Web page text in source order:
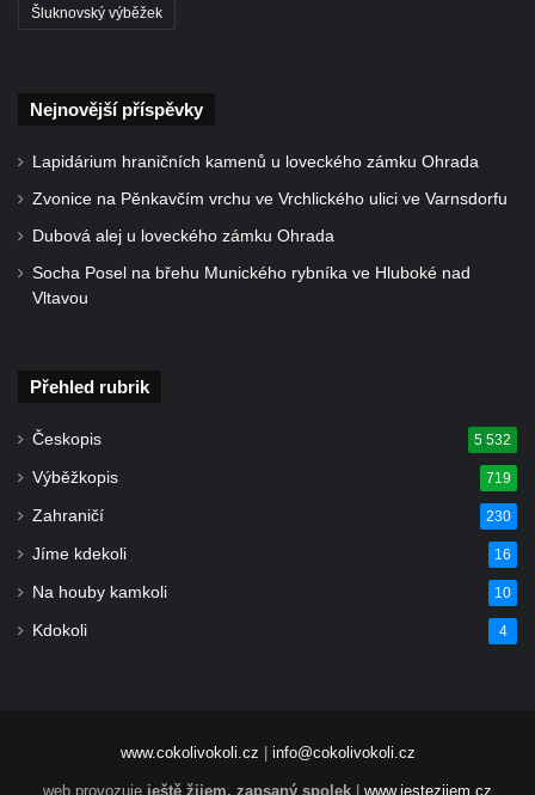
Boží muka Anděl strážce v Kostelní ulici v
Rychnově u Jablonce nad Nisou
Centrální kříž bývalého hřbitova u kostela
nad Nisou
Kříž u domu čp. 23 v Pulečném
Kříž u rozcestí u domu čp. 53 v Maršovicích
Centrální kříž hřbitova v Krásné u Pěnčína
Boží muka v zámeckém parku Dolního
Boží muka nad pramenem U svatého
Antoníčka v Teplicích nad Metují
Šluknovský výběžek
Nejnovější příspěvky
Lapidárium hraničních kamenů u loveckého zámku Ohrada
Zvonice na Pěnkavčím vrchu ve Vrchlického ulici ve Varnsdorfu
Dubová alej u loveckého zámku Ohrada
Socha Posel na břehu Munického rybníka ve Hluboké nad
Vltavou
Přehled rubrik
Českopis 5 532
Výběžkopis 719
Zahraničí 230
Jíme kdekoli 16
Na houby kamkoli 10
Kdokoli 4
www.cokolivokoli.cz info@cokolivokoli.cz
web provozuje ještě žijem, zapsaný spolek www.jestezijem.cz